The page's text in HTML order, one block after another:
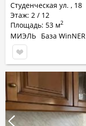
Студенческая ул. , 18
Этаж: 2 / 12
Площадь: 53 м2
МИЭЛЬ База WinNER